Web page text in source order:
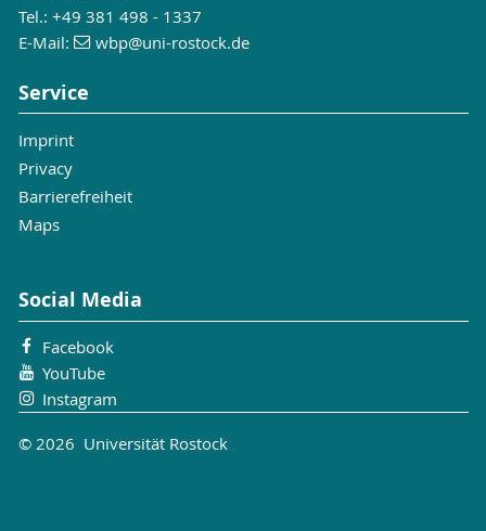
Tel.: +49 381 498 - 1337
E-Mail:
wbp@uni-rostock.de
Service
Imprint
Privacy
Barrierefreiheit
Maps
Social Media
Facebook
YouTube
Instagram
© 2026 Universität Rostock